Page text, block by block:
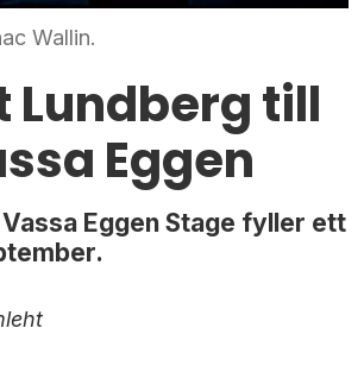
Wallin.
Lundberg till
Eggen
Eggen Stage fyller ett